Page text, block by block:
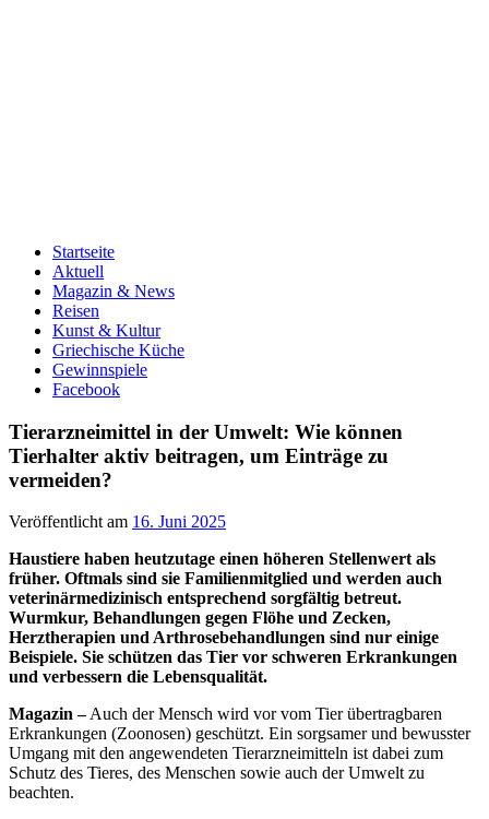
Startseite
Aktuell
Magazin & News
Reisen
Kunst & Kultur
Griechische Küche
Gewinnspiele
Facebook
Tierarzneimittel in der Umwelt: Wie können
Tierhalter aktiv beitragen, um Einträge zu
vermeiden?
Veröffentlicht am 16. Juni 2025
Haustiere haben heutzutage einen höheren Stellenwert als
früher. Oftmals sind sie Familienmitglied und werden auch
veterinärmedizinisch entsprechend sorgfältig betreut.
Wurmkur, Behandlungen gegen Flöhe und Zecken,
Herztherapien und Arthrosebehandlungen sind nur einige
Beispiele. Sie schützen das Tier vor schweren Erkrankungen
und verbessern die Lebensqualität.
Magazin –Auch der Mensch wird vor vom Tier übertragbaren
Erkrankungen (Zoonosen) geschützt. Ein sorgsamer und bewusster
Umgang mit den angewendeten Tierarzneimitteln ist dabei zum
Schutz des Tieres, des Menschen sowie auch der Umwelt zu
beachten.